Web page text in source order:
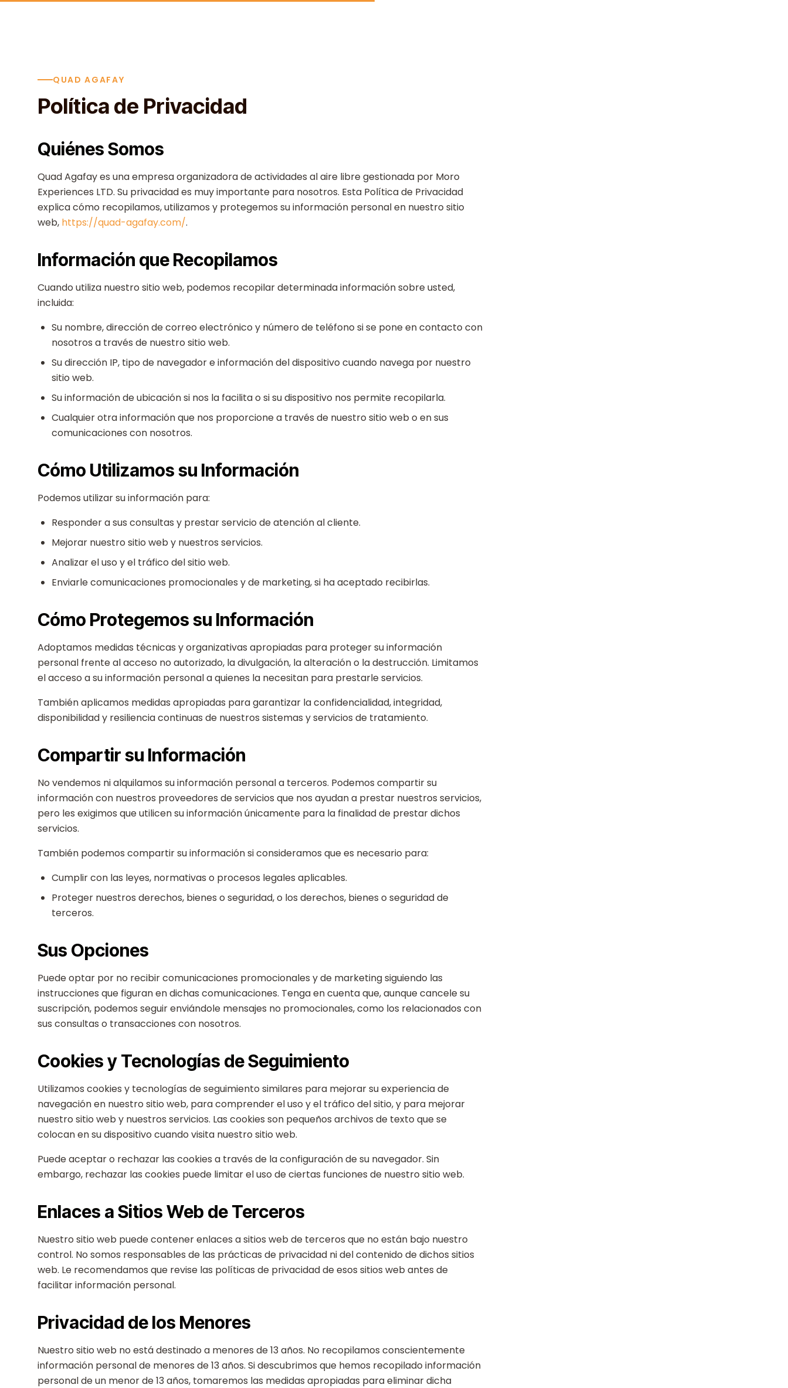
Skip to content
QUAD AGAFAY
Política de Privacidad
Quiénes Somos
Quad Agafay es una empresa organizadora de actividades al aire libre gestionada por Moro
Experiences LTD. Su privacidad es muy importante para nosotros. Esta Política de Privacidad
explica cómo recopilamos, utilizamos y protegemos su información personal en nuestro sitio
web, https://quad-agafay.com/.
Información que Recopilamos
Cuando utiliza nuestro sitio web, podemos recopilar determinada información sobre usted,
incluida:
Su nombre, dirección de correo electrónico y número de teléfono si se pone en contacto con
nosotros a través de nuestro sitio web.
Su dirección IP, tipo de navegador e información del dispositivo cuando navega por nuestro
sitio web.
Su información de ubicación si nos la facilita o si su dispositivo nos permite recopilarla.
Cualquier otra información que nos proporcione a través de nuestro sitio web o en sus
comunicaciones con nosotros.
Cómo Utilizamos su Información
Podemos utilizar su información para:
Responder a sus consultas y prestar servicio de atención al cliente.
Mejorar nuestro sitio web y nuestros servicios.
Analizar el uso y el tráfico del sitio web.
Enviarle comunicaciones promocionales y de marketing, si ha aceptado recibirlas.
Cómo Protegemos su Información
Adoptamos medidas técnicas y organizativas apropiadas para proteger su información
personal frente al acceso no autorizado, la divulgación, la alteración o la destrucción. Limitamos
el acceso a su información personal a quienes la necesitan para prestarle servicios.
También aplicamos medidas apropiadas para garantizar la confidencialidad, integridad,
disponibilidad y resiliencia continuas de nuestros sistemas y servicios de tratamiento.
Compartir su Información
No vendemos ni alquilamos su información personal a terceros. Podemos compartir su
información con nuestros proveedores de servicios que nos ayudan a prestar nuestros servicios,
pero les exigimos que utilicen su información únicamente para la finalidad de prestar dichos
servicios.
También podemos compartir su información si consideramos que es necesario para:
Cumplir con las leyes, normativas o procesos legales aplicables.
Proteger nuestros derechos, bienes o seguridad, o los derechos, bienes o seguridad de
terceros.
Sus Opciones
Puede optar por no recibir comunicaciones promocionales y de marketing siguiendo las
instrucciones que figuran en dichas comunicaciones. Tenga en cuenta que, aunque cancele su
suscripción, podemos seguir enviándole mensajes no promocionales, como los relacionados con
sus consultas o transacciones con nosotros.
Cookies y Tecnologías de Seguimiento
Utilizamos cookies y tecnologías de seguimiento similares para mejorar su experiencia de
navegación en nuestro sitio web, para comprender el uso y el tráfico del sitio, y para mejorar
nuestro sitio web y nuestros servicios. Las cookies son pequeños archivos de texto que se
colocan en su dispositivo cuando visita nuestro sitio web.
Puede aceptar o rechazar las cookies a través de la configuración de su navegador. Sin
embargo, rechazar las cookies puede limitar el uso de ciertas funciones de nuestro sitio web.
Enlaces a Sitios Web de Terceros
Nuestro sitio web puede contener enlaces a sitios web de terceros que no están bajo nuestro
control. No somos responsables de las prácticas de privacidad ni del contenido de dichos sitios
web. Le recomendamos que revise las políticas de privacidad de esos sitios web antes de
facilitar información personal.
Privacidad de los Menores
Nuestro sitio web no está destinado a menores de 13 años. No recopilamos conscientemente
información personal de menores de 13 años. Si descubrimos que hemos recopilado información
personal de un menor de 13 años, tomaremos las medidas apropiadas para eliminar dicha